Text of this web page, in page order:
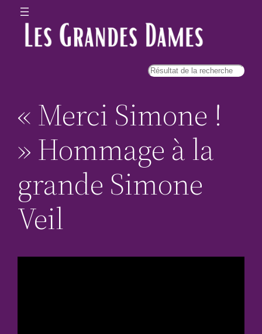
« Merci Simone !
» Hommage à la
grande Simone
Veil